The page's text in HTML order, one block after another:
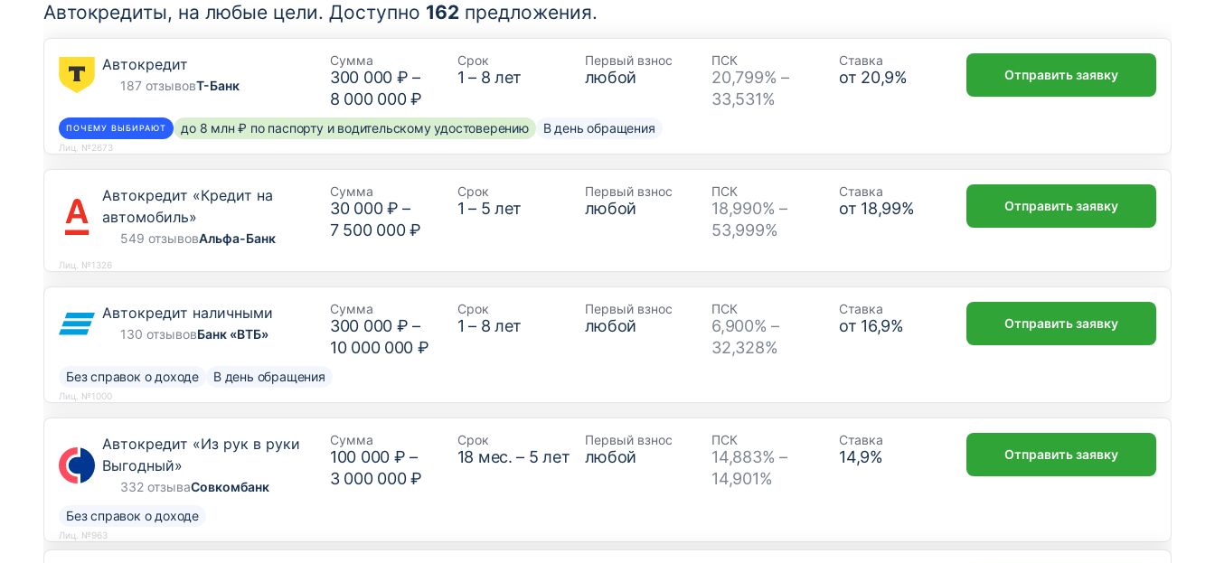
Автокредиты, на любые цели. Доступно 162 предложения.
Автокредит
187 отзывовТ-Банк
Сумма
300 000 ₽ –
8 000 000 ₽
Срок
1 – 8 лет
Первый взнос
любой
ПСК
20,799% –
33,531%
Ставка
от 20,9%
ПОЧЕМУ ВЫБИРАЮТ до 8 млн ₽ по паспорту и водительскому удостоверению В день обращения
Отправить заявку
Лиц. №2673
Автокредит «Кредит на
автомобиль»
549 отзывовАльфа-Банк
Сумма
30 000 ₽ –
7 500 000 ₽
Срок
1 – 5 лет
Первый взнос
любой
ПСК
18,990% –
53,999%
Ставка
от 18,99% Отправить заявку
Лиц. №1326
Автокредит наличными
130 отзывовБанк «ВТБ»
Сумма
300 000 ₽ –
10 000 000 ₽
Срок
1 – 8 лет
Первый взнос
любой
ПСК
6,900% –
32,328%
Ставка
от 16,9%
Без справок о доходе В день обращения
Отправить заявку
Лиц. №1000
Автокредит «Из рук в руки
Выгодный»
332 отзываСовкомбанк
Сумма
100 000 ₽ –
3 000 000 ₽
Срок
18 мес. – 5 лет
Первый взнос
любой
ПСК
14,883% –
14,901%
Ставка
14,9%
Без справок о доходе
Отправить заявку
Лиц. №963